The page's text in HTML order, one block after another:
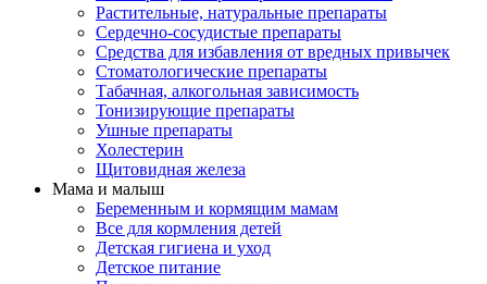
Растительные, натуральные препараты
Сердечно-сосудистые препараты
Средства для избавления от вредных привычек
Стоматологические препараты
Табачная, алкогольная зависимость
Тонизирующие препараты
Ушные препараты
Холестерин
Щитовидная железа
Мама и малыш
Беременным и кормящим мамам
Все для кормления детей
Детская гигиена и уход
Детское питание